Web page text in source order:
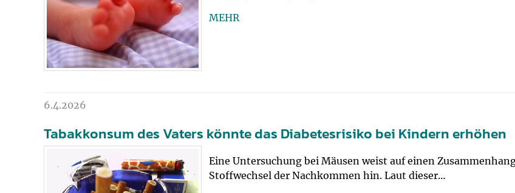
MEHR
6.4.2026
Tabakkonsum des Vaters könnte das Diabetesrisiko bei Kindern erhöhen
Eine Untersuchung bei Mäusen weist auf einen
Stoffwechsel der Nachkommen hin. Laut dieser…